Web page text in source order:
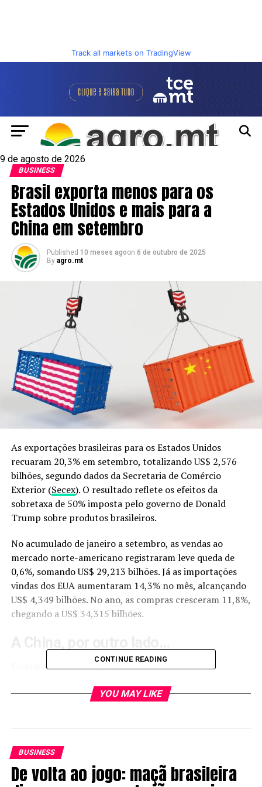
Track all markets on TradingView
9 de agosto de 2026
BUSINESS
Brasil exporta menos para os
Estados Unidos e mais para a
China em setembro
Published 10 meses agoon 6 de outubro de 2025
By agro.mt
As exportações brasileiras para os Estados Unidos
recuaram 20,3% em setembro, totalizando US$ 2,576
bilhões, segundo dados da Secretaria de Comércio
Exterior (Secex). O resultado reflete os efeitos da
sobretaxa de 50% imposta pelo governo de Donald
Trump sobre produtos brasileiros.
No acumulado de janeiro a setembro, as vendas ao
mercado norte-americano registraram leve queda de
0,6%, somando US$ 29,213 bilhões. Já as importações
vindas dos EUA aumentaram 14,3% no mês, alcançando
US$ 4,349 bilhões. No ano, as compras cresceram 11,8%,
chegando a US$ 34,315 bilhões.
Enquanto os embarques para os Estados Unidos
avançaram 14,7% em setembro, somando US$ 8,691
asiático.
Apesar da alta mensal, o acumulado de 2025 ainda
CONTINUE READING
YOU MAY LIKE
BUSINESS
De volta ao jogo: maçã brasileira